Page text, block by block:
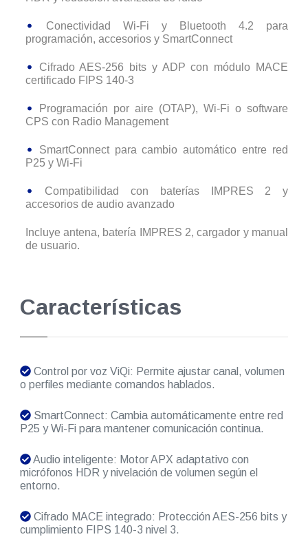
Conectividad Wi-Fi y Bluetooth 4.2 para
programación, accesorios y SmartConnect
Cifrado AES-256 bits y ADP con módulo MACE
certificado FIPS 140-3
Programación por aire (OTAP), Wi-Fi o software
CPS con Radio Management
SmartConnect para cambio automático entre red
P25 y Wi-Fi
Compatibilidad con baterías IMPRES 2 y
accesorios de audio avanzado
Incluye antena, batería IMPRES 2, cargador y manual
de usuario.
Características
Control por voz ViQi: Permite ajustar canal, volumen
o perfiles mediante comandos hablados.
SmartConnect: Cambia automáticamente entre red
P25 y Wi-Fi para mantener comunicación continua.
Audio inteligente: Motor APX adaptativo con
micrófonos HDR y nivelación de volumen según el
entorno.
Cifrado MACE integrado: Protección AES-256 bits y
cumplimiento FIPS 140-3 nivel 3.